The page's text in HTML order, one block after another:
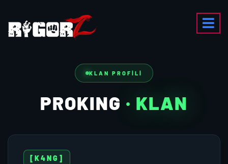
KLAN PROFILI
PROKING · KLAN
[K4NG]